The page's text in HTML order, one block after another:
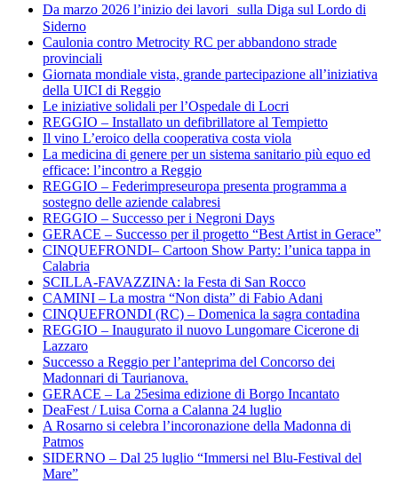
Da marzo 2026 l’inizio dei lavori sulla Diga sul Lordo di
Siderno
Caulonia contro Metrocity RC per abbandono strade
provinciali
Giornata mondiale vista, grande partecipazione all’iniziativa
della UICI di Reggio
Le iniziative solidali per l’Ospedale di Locri
REGGIO – Installato un defibrillatore al Tempietto
Il vino L’eroico della cooperativa costa viola
La medicina di genere per un sistema sanitario più equo ed
efficace: l’incontro a Reggio
REGGIO – Federimpreseuropa presenta programma a
sostegno delle aziende calabresi
REGGIO – Successo per i Negroni Days
GERACE – Successo per il progetto “Best Artist in Gerace”
CINQUEFRONDI– Cartoon Show Party: l’unica tappa in
Calabria
SCILLA-FAVAZZINA: la Festa di San Rocco
CAMINI – La mostra “Non dista” di Fabio Adani
CINQUEFRONDI (RC) – Domenica la sagra contadina
REGGIO – Inaugurato il nuovo Lungomare Cicerone di
Lazzaro
Successo a Reggio per l’anteprima del Concorso dei
Madonnari di Taurianova.
GERACE – La 25esima edizione di Borgo Incantato
DeaFest / Luisa Corna a Calanna 24 luglio
A Rosarno si celebra l’incoronazione della Madonna di
Patmos
SIDERNO – Dal 25 luglio “Immersi nel Blu-Festival del
Mare”